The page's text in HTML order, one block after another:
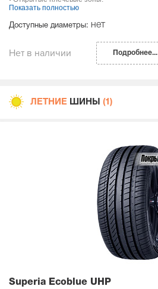
Показать полностью
Доступные диаметры: нет
Нет в наличии Подробнее...
ЛЕТНИЕ ШИНЫ (1)
Superia Ecoblue UHP